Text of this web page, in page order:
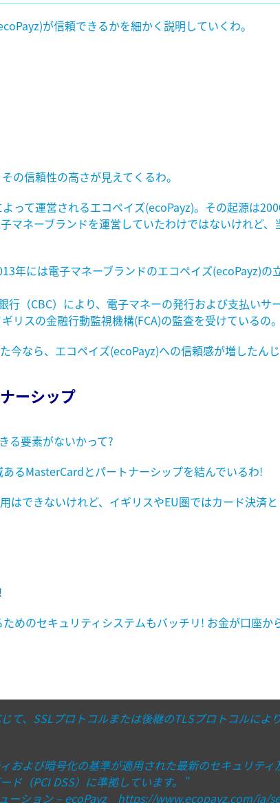
)が信頼できるかを細かく説明していくわ。
の信頼性の高さが見えてくるわ。
って運営されるエコペイズ(ecoPayz)。その起源は
マネーブランドを運営していたわけではないけれど
年には電子マネーブランドのエコペイズ(ecoPayz)
（CBC）により、電子マネーの発行および支払い
リスの金融行動監視機構(FCA)の監査を受けているの。
今なら、エコペイズ(ecoPayz)への信頼感が増したん
ーシップ
る要素がないかって?
るMasterCardとパートナーシップを結んでいるわ!
できないけれど、イギリスやEU圏ではカード決済と
めのセキュリティシステムもバッチリ! お金が口座か
て、SSLプロトコルまたは後継のTLSプロトコルによ
および暗号化の基準が適用された最新のセキュリテ
ド（PCI DSS）に準拠しています。”
ューション – ecoPayz https://www.ecopayz.com/ja/